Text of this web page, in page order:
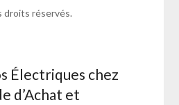
réservés.
Électriques chez
d’Achat et